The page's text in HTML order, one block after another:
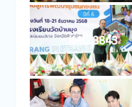
IMG 8843